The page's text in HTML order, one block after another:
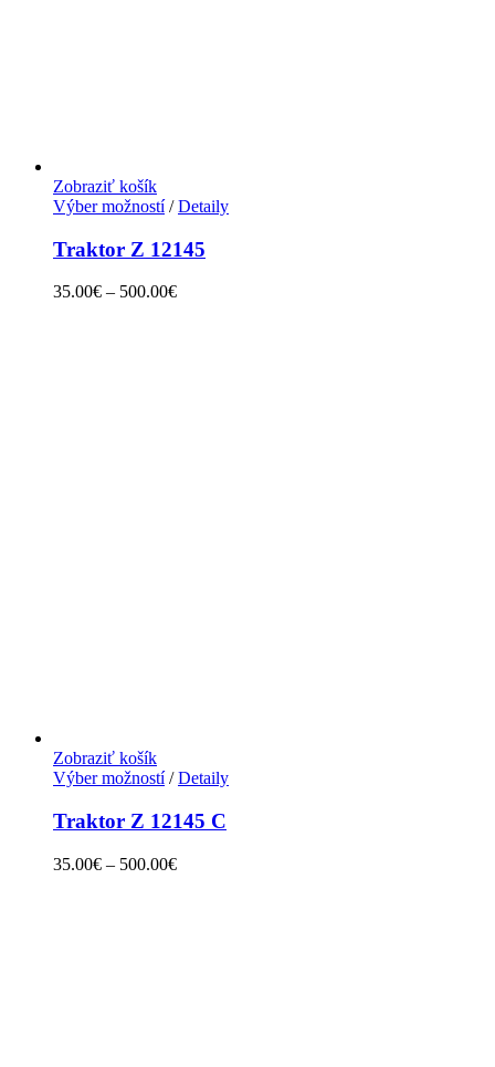
Zobraziť košík
Výber možností/ Detaily
Traktor Z 12145
35.00€ – 500.00€
Zobraziť košík
Výber možností/ Detaily
Traktor Z 12145 C
35.00€ – 500.00€